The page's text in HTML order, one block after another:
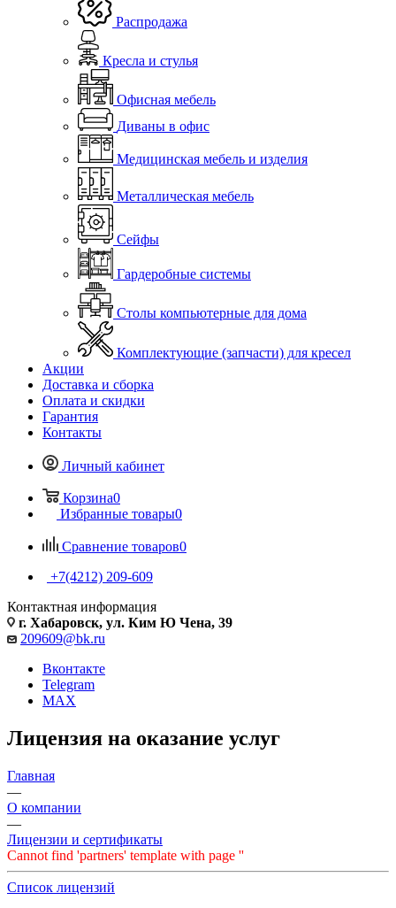
Распродажа
Кресла и стулья
Офисная мебель
Диваны в офис
Медицинская мебель и изделия
Металлическая мебель
Сейфы
Гардеробные системы
Столы компьютерные для дома
Комплектующие (запчасти) для кресел
Акции
Доставка и сборка
Оплата и скидки
Гарантия
Контакты
Личный кабинет
Корзина0
Избранные товары0
Сравнение товаров0
+7(4212) 209-609
Контактная информация
г. Хабаровск, ул. Ким Ю Чена, 39
209609@bk.ru
Вконтакте
Telegram
MAX
Лицензия на оказание услуг
Главная
—
О компании
—
Лицензии и сертификаты
Cannot find 'partners' template with page ''
Список лицензий